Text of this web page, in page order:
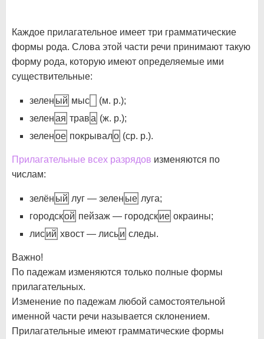
Каждое прилагательное имеет три грамматические
формы рода. Слова этой части речи принимают такую
форму рода, которую имеют определяемые ими
существительные:
зелен ый мыс
(м. р.);
зеленая трава (ж. р.);
зеленое покрывало (ср. р.).
Прилагательные всех разрядов изменяются по
числам:
зелён ый луг — зелен ые луга;
городской пейзаж — городские окраины;
лисий хвост — лисьи следы.
Важно!
По падежам изменяются только полные формы
прилагательных.
Изменение по падежам любой самостоятельной
именной части речи называется склонением.
Прилагательные имеют грамматические формы